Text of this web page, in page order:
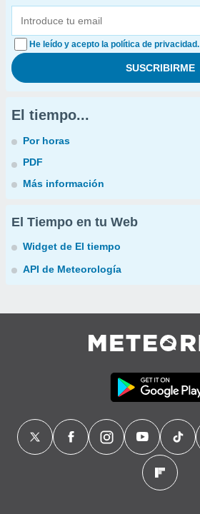
He leído y acepto la política de privacidad.
El tiempo...
Por horas
PDF
Más información
El Tiempo en tu Web
Widget de El tiempo
API de Meteorología